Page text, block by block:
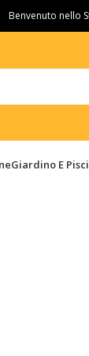
Benvenuto nello
Giardino E